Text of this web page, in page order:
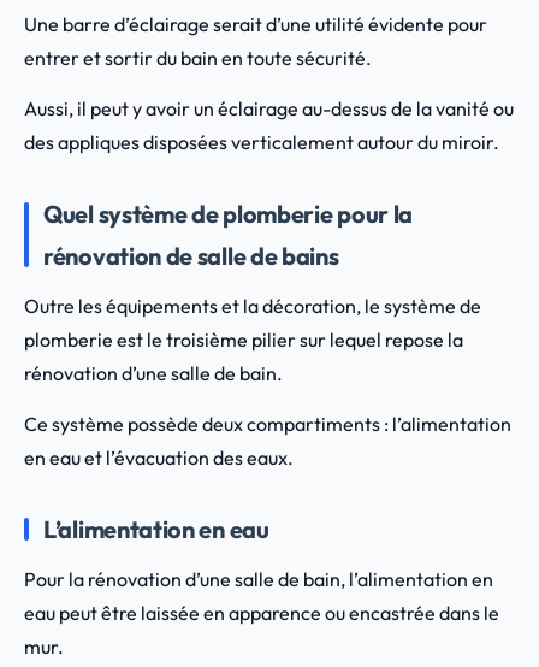
Une barre d’éclairage serait d’une utilité évidente pour
entrer et sortir du bain en toute sécurité.
Aussi, il peut y avoir un éclairage au-dessus de la vanité ou
des appliques disposées verticalement autour du miroir.
Quel système de plomberie pour la
rénovation de salle de bains
Outre les équipements et la décoration, le système de
plomberie est le troisième pilier sur lequel repose la
rénovation d’une salle de bain.
Ce système possède deux compartiments : l’alimentation
en eau et l’évacuation des eaux.
L’alimentation en eau
Pour la rénovation d’une salle de bain, l’alimentation en
eau peut être laissée en apparence ou encastrée dans le
mur.